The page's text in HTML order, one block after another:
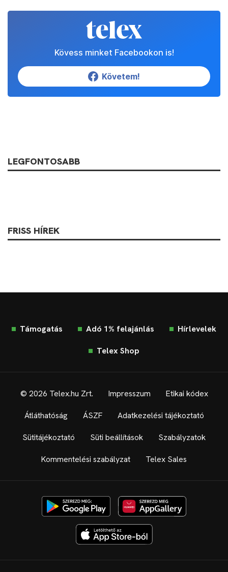
Kövess minket Facebookon is!
Követem!
LEGFONTOSABB
FRISS HÍREK
Támogatás Adó 1% felajánlás Hírlevelek
Telex Shop
© 2026 Telex.hu Zrt. Impresszum Etikai kódex
Átláthatóság ÁSZF Adatkezelési tájékoztató
Sütitájékoztató Süti beállítások Szabályzatok
Kommentelési szabályzat Telex Sales